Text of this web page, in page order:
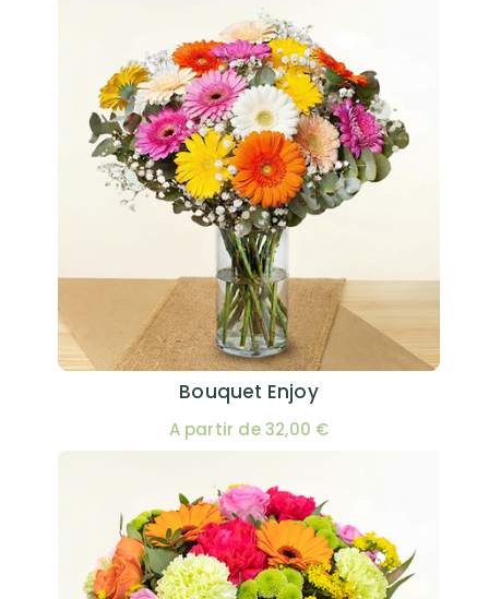
Bouquet Enjoy
A partir de 32,00 €